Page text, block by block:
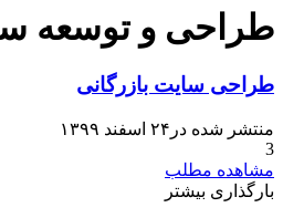
طراحی و توسعه
طراحی سایت بازرگانی
منتشر شده در۲۴ اسفند ۱۳۹۹
3
مشاهده مطلب
بارگذاری بیشتر